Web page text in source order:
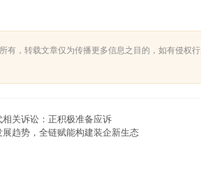
有，转载文章仅为传播更多信息之目的，如有侵权
关诉讼：正积极准备应诉
趋势，全链赋能构建装企新生态